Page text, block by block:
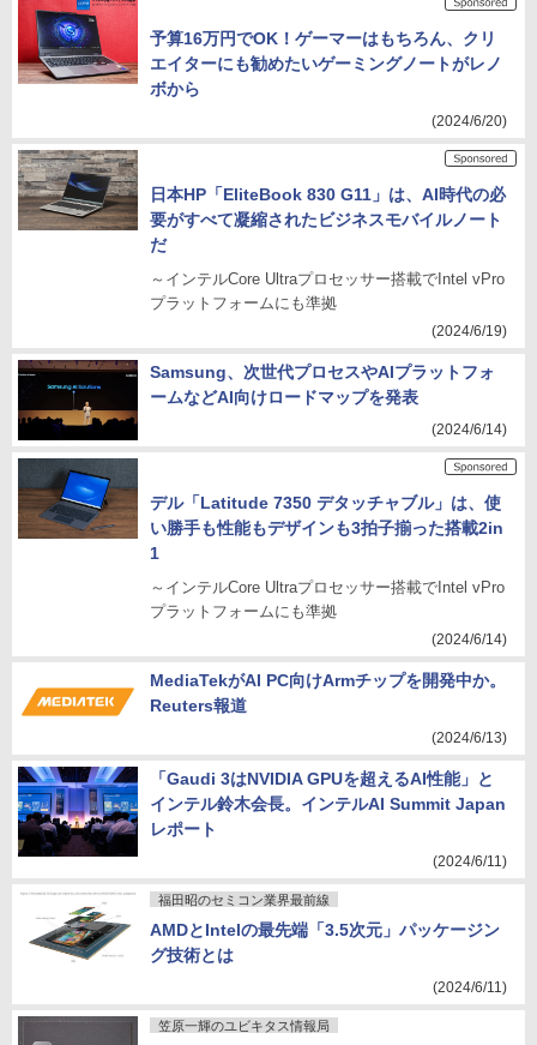
予算16万円でOK！ゲーマーはもちろん、クリ
エイターにも勧めたいゲーミングノートがレノ
ボから
(2024/6/20)
日本HP「EliteBook 830 G11」は、AI時代の必
要がすべて凝縮されたビジネスモバイルノート
だ
～インテルCore Ultraプロセッサー搭載でIntel vPro
プラットフォームにも準拠
(2024/6/19)
Samsung、次世代プロセスやAIプラットフォ
ームなどAI向けロードマップを発表
(2024/6/14)
デル「Latitude 7350 デタッチャブル」は、使
い勝手も性能もデザインも3拍子揃った搭載2in
1
～インテルCore Ultraプロセッサー搭載でIntel vPro
プラットフォームにも準拠
(2024/6/14)
MediaTekがAI PC向けArmチップを開発中か。
Reuters報道
(2024/6/13)
「Gaudi 3はNVIDIA GPUを超えるAI性能」と
インテル鈴木会長。インテルAI Summit Japan
レポート
(2024/6/11)
福田昭のセミコン業界最前線
AMDとIntelの最先端「3.5次元」パッケージン
グ技術とは
(2024/6/11)
笠原一輝のユビキタス情報局